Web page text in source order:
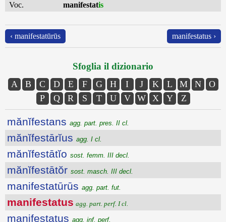
Voc.
manifestatis
‹ manifestatūrūs manifestatus ›
Sfoglia il dizionario
A B C D E F G H I J K L M N
O
P
Q R S T U V W X Y Z
mănĭfestans agg. part. pres. II cl.
mănĭfestārĭus agg. I cl.
mănĭfestātĭo sost. femm. III decl.
mănĭfestātŏr sost. masch. III decl.
manifestatūrūs agg. part. fut.
manifestatus agg. part. perf. I cl.
manifestatus agg. inf. perf.